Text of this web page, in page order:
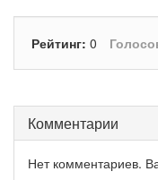
Рейтинг: 0
Комментарии
Нет комментариев.